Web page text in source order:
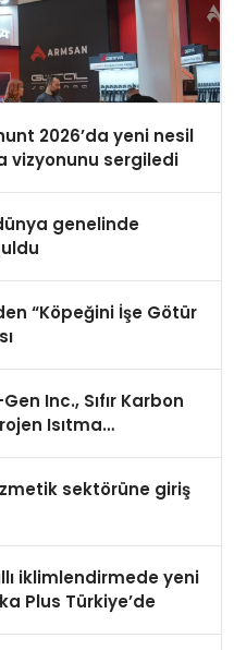
2026’da yeni nesil
vizyonunu sergiledi
genelinde
“Köpeğini İşe Götür
Inc., Sıfır Karbon
Isıtma
sektörüne giriş
iklimlendirmede yeni
Plus Türkiye’de